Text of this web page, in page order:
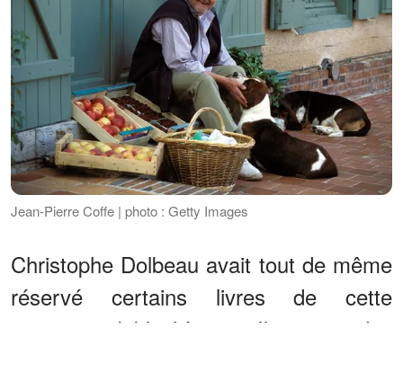
Jean-Pierre Coffe | photo : Getty Images
Christophe Dolbeau avait tout de même
réservé certains livres de cette
immense bibliothèque. Il s'agit des